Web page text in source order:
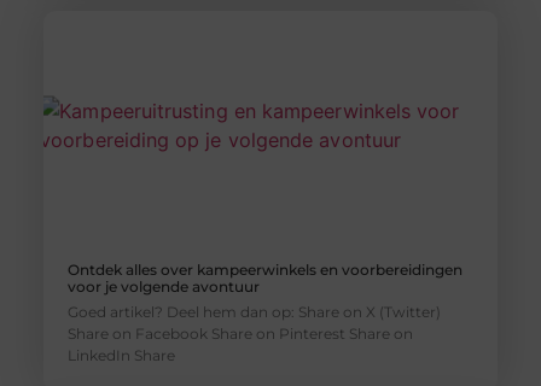
Ontdek alles over kampeerwinkels en voorbereidingen
voor je volgende avontuur
Goed artikel? Deel hem dan op: Share on X (Twitter)
Share on Facebook Share on Pinterest Share on
LinkedIn Share